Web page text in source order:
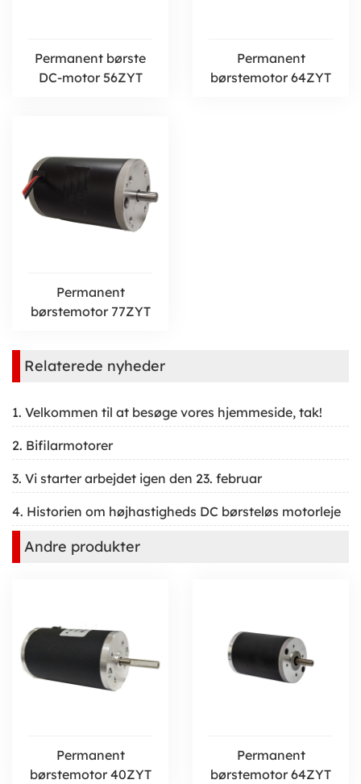
Permanent børste
DC-motor 56ZYT
Permanent
børstemotor 64ZYT
Permanent
børstemotor 77ZYT
Relaterede nyheder
1. Velkommen til at besøge vores hjemmeside, tak!
2. Bifilarmotorer
3. Vi starter arbejdet igen den 23. februar
4. Historien om højhastigheds DC børsteløs motorleje
Andre produkter
Permanent
børstemotor 40ZYT
Permanent
børstemotor 64ZYT